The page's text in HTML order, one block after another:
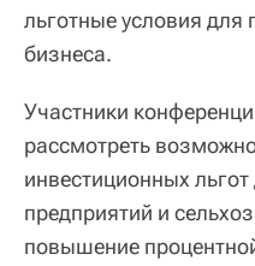
льготные условия для
бизнеса.
Участники
рассмотреть
инвестиционных
предприятий и
повышение